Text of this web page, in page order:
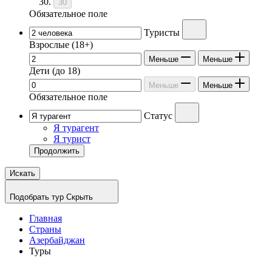
30
Обязательное поле
Туристы
Взрослые (18+)
Меньше Меньше
Дети (до 18)
Меньше Меньше
Обязательное поле
Статус
Я турагент
Я турист
Продолжить
Искать
Подобрать тур Скрыть
Главная
Страны
Азербайджан
Туры